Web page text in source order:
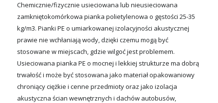
Chemicznie/fizycznie usieciowana lub nieusieciowana
zamkniętokomórkowa pianka polietylenowa o gęstości 25-35
kg/m3. Pianki PE o umiarkowanej izolacyjności akustycznej
prawie nie wchłaniają wody, dzięki czemu mogą być
stosowane w miejscach, gdzie wilgoć jest problemem.
Usieciowana pianka PE o mocnej i lekkiej strukturze ma dobrą
trwałość i może być stosowana jako materiał opakowaniowy
chroniący ciężkie i cenne przedmioty oraz jako izolacja
akustyczna ścian wewnętrznych i dachów autobusów,